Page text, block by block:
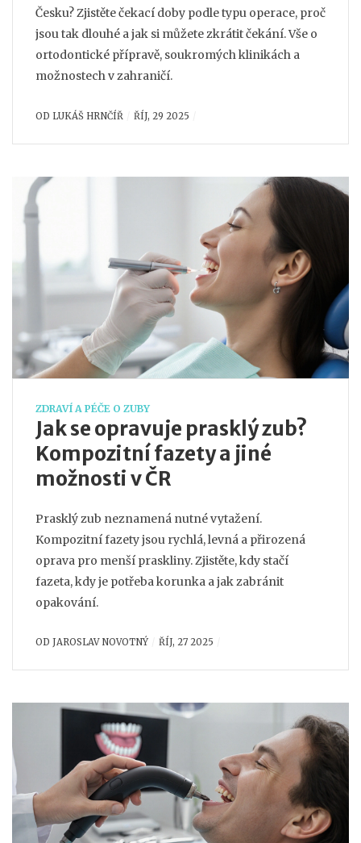
Česku? Zjistěte čekací doby podle typu operace, proč
jsou tak dlouhé a jak si můžete zkrátit čekání. Vše o
ortodontické přípravě, soukromých klinikách a
možnostech v zahraničí.
OD LUKÁŠ HRNČÍŘ ŘÍJ, 29 2025
ZDRAVÍ A PÉČE O ZUBY
Jak se opravuje prasklý zub?
Kompozitní fazety a jiné
možnosti v ČR
Prasklý zub neznamená nutné vytažení.
Kompozitní fazety jsou rychlá, levná a přirozená
oprava pro menší praskliny. Zjistěte, kdy stačí
fazeta, kdy je potřeba korunka a jak zabránit
opakování.
OD JAROSLAV NOVOTNÝ ŘÍJ, 27 2025